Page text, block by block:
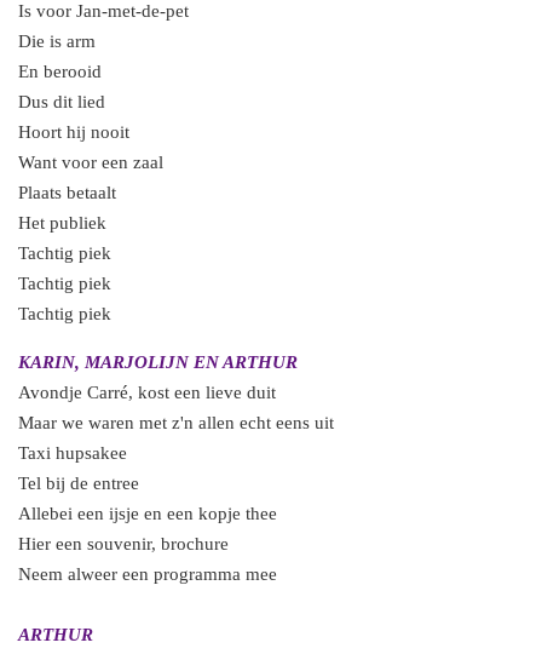
Is voor Jan-met-de-pet
Die is arm
En berooid
Dus dit lied
Hoort hij nooit
Want voor een zaal
Plaats betaalt
Het publiek
Tachtig piek
Tachtig piek
Tachtig piek
KARIN, MARJOLIJN EN ARTHUR
Avondje Carré, kost een lieve duit
Maar we waren met z'n allen echt eens uit
Taxi hupsakee
Tel bij de entree
Allebei een ijsje en een kopje thee
Hier een souvenir, brochure
Neem alweer een programma mee
ARTHUR